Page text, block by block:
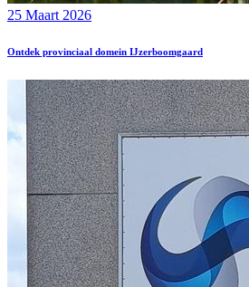
25 Maart 2026
Ontdek provinciaal domein IJzerboomgaard